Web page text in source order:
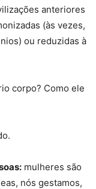
anteriores
(às vezes,
ou reduzidas à
corpo? Como ele
mulheres são
nós gestamos,